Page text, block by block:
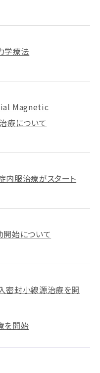
学療法
Magnetic
療について
内服治療がスタート
始について
密封小線源治療を開
を開始